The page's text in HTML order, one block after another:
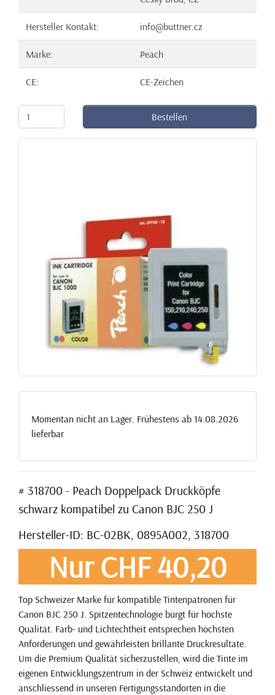
Hersteller Kontakt: info@buttner.cz
Marke: Peach
CE: CE-Zeichen
Bestellen
Momentan nicht an Lager. Frühestens ab 14.08.2026
lieferbar
# 318700 - Peach Doppelpack Druckköpfe
schwarz kompatibel zu Canon BJC 250 J
Hersteller-ID: BC-02BK, 0895A002, 318700
Nur CHF 40,20
Top Schweizer Marke für kompatible Tintenpatronen für
Canon BJC 250 J. Spitzentechnologie bürgt für höchste
Qualität. Farb- und Lichtechtheit entsprechen höchsten
Anforderungen und gewährleisten brillante Druckresultate.
Um die Premium Qualität sicherzustellen, wird die Tinte im
eigenen Entwicklungszentrum in der Schweiz entwickelt und
anschliessend in unseren Fertigungsstandorten in die